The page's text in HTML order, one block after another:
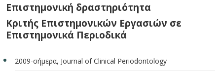
Επιστημονική δραστηριότητα
Κριτής Επιστημονικών Εργασιών σε
Επιστημονικά Περιοδικά
2009-σήμερα, Journal of Clinical Periodontology